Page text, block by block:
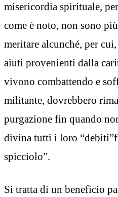
misericordia spirituale,
come è noto, non sono
meritare alcunché, per
aiuti provenienti dalla
vivono combattendo e
militante, dovrebbero
purgazione fin quando
divina tutti i loro
spicciolo”.
Si tratta di un beneficio